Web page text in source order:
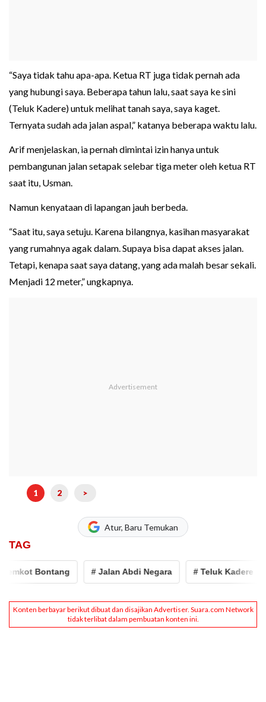
“Saya tidak tahu apa-apa. Ketua RT juga tidak pernah ada
yang hubungi saya. Beberapa tahun lalu, saat saya ke sini
(Teluk Kadere) untuk melihat tanah saya, saya kaget.
Ternyata sudah ada jalan aspal,” katanya beberapa waktu lalu.
Arif menjelaskan, ia pernah dimintai izin hanya untuk
pembangunan jalan setapak selebar tiga meter oleh ketua RT
saat itu, Usman.
Namun kenyataan di lapangan jauh berbeda.
“Saat itu, saya setuju. Karena bilangnya, kasihan masyarakat
yang rumahnya agak dalam. Supaya bisa dapat akses jalan.
Tetapi, kenapa saat saya datang, yang ada malah besar sekali.
Menjadi 12 meter,” ungkapnya.
1 2 >
Atur, Baru Temukan
TAG
Bontang # Jalan Abdi Negara # Teluk Kadere